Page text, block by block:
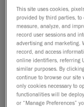
을 크게 향상시킬
작업을 단순화하
소프트웨어
술이 통합되
64비트, 멀티
는 아래의 두
CAD 파
드를 가
This site uses cookies,
provided by third parties,
measure, analyze, and
record user sessions and
advertising and marketing.
record, and access
online identifiers, referring
similar purposes. By
continue to browse our site
only cookies necessary to
functionalities will be
or “Manage Preferences”